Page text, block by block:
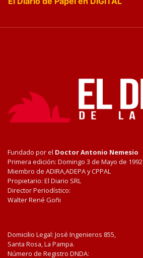
Fundado por el Doctor Antonio Nemesio
Primera edición: Domingo 3 de Mayo de 1992
Miembro de ADIRA,ADEPA y CPPAL
Propietario: El Diario SRL
Director Periodístico:
Walter René Goñi
Domicilio Legal: José Ingenieros 855,
Santa Rosa, La Pampa.
Número de Registro DNDA: